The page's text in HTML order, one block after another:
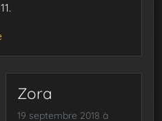
Zora
19 septembre 2018 à